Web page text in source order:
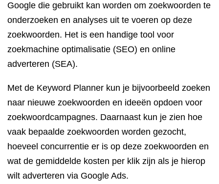
Google die gebruikt kan worden om zoekwoorden te
onderzoeken en analyses uit te voeren op deze
zoekwoorden. Het is een handige tool voor
zoekmachine optimalisatie (SEO) en online
adverteren (SEA).
Met de Keyword Planner kun je bijvoorbeeld zoeken
naar nieuwe zoekwoorden en ideeën opdoen voor
zoekwoordcampagnes. Daarnaast kun je zien hoe
vaak bepaalde zoekwoorden worden gezocht,
hoeveel concurrentie er is op deze zoekwoorden en
wat de gemiddelde kosten per klik zijn als je hierop
wilt adverteren via Google Ads.